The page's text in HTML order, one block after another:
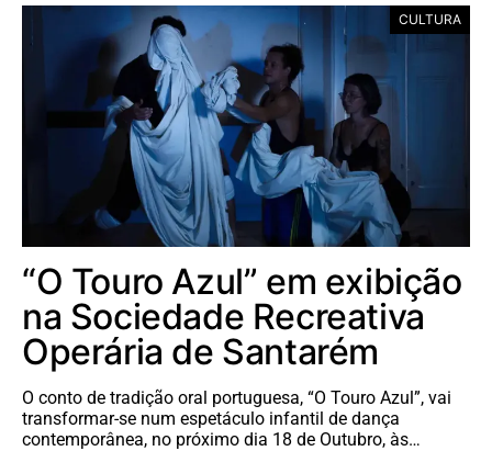
CULTURA
“O Touro Azul” em exibição
na Sociedade Recreativa
Operária de Santarém
O conto de tradição oral portuguesa, “O Touro Azul”, vai
transformar-se num espetáculo infantil de dança
contemporânea, no próximo dia 18 de Outubro, às…